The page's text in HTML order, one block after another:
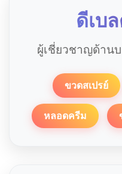
ดีเบ
ผู้เชี่ยวชาญด้าน
ขวดสเปรย์
หลอดครีม